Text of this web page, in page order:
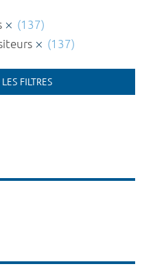
(137)
(137)
FILTRES